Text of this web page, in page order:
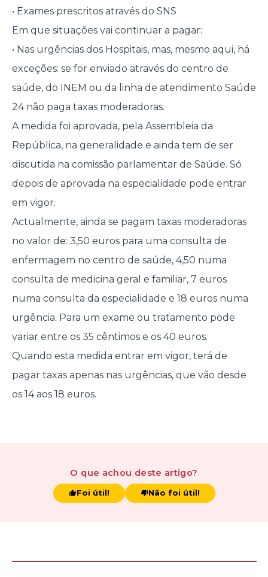
• Exames prescritos através do SNS
Em que situações vai continuar a pagar:
• Nas urgências dos Hospitais, mas, mesmo aqui, há
exceções: se for enviado através do centro de
saúde, do INEM ou da linha de atendimento Saúde
24 não paga taxas moderadoras.
A medida foi aprovada, pela Assembleia da
República, na generalidade e ainda tem de ser
discutida na comissão parlamentar de Saúde. Só
depois de aprovada na especialidade pode entrar
em vigor.
Actualmente, ainda se pagam taxas moderadoras
no valor de: 3,50 euros para uma consulta de
enfermagem no centro de saúde, 4,50 numa
consulta de medicina geral e familiar, 7 euros
numa consulta da especialidade e 18 euros numa
urgência. Para um exame ou tratamento pode
variar entre os 35 cêntimos e os 40 euros.
Quando esta medida entrar em vigor, terá de
pagar taxas apenas nas urgências, que vão desde
os 14 aos 18 euros.
O que achou deste artigo?
Foi útil! Não foi útil!